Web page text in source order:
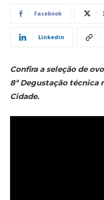
Facebook
Linkedin
Confira a seleção de
8ª Degustação técnica
Cidade.